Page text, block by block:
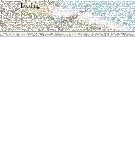
Loading